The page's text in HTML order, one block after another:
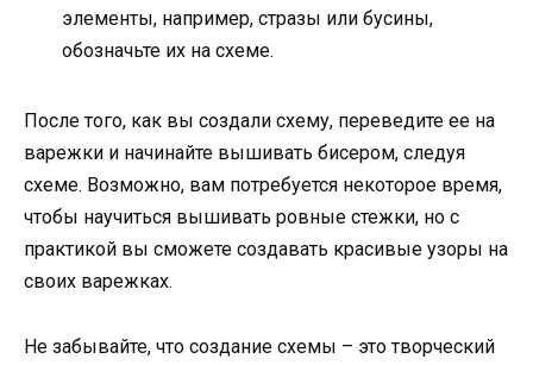
элементы, например, стразы или бусины,
обозначьте их на схеме.
После того, как вы создали схему, переведите ее на
варежки и начинайте вышивать бисером, следуя
схеме. Возможно, вам потребуется некоторое время,
чтобы научиться вышивать ровные стежки, но с
практикой вы сможете создавать красивые узоры на
своих варежках.
Не забывайте, что создание схемы – это творческий